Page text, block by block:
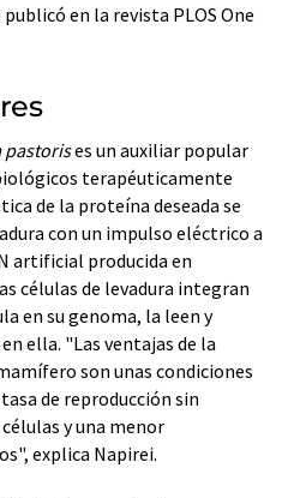
en la revista PLOS One
pastorises un auxiliar popular
terapéuticamente
de la proteína deseada se
con un impulso eléctrico a
artificial producida en
células de levadura integran
en su genoma, la leen y
ella. "Las ventajas de la
son unas condiciones
de reproducción sin
y una menor
explica Napirei.